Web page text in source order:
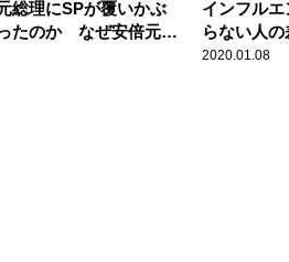
総理にSPが覆いかぶ
たのか なぜ安倍元総
かったのか
インフル
らない人
2020.01.08